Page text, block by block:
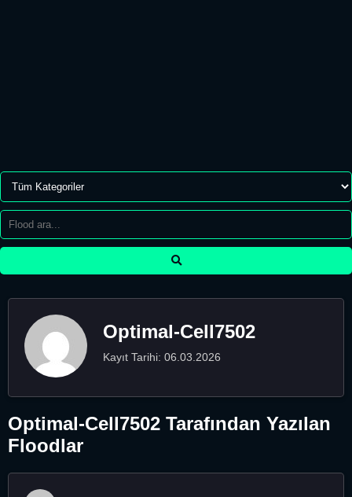
Optimal-Cell7502
Kayıt Tarihi: 06.03.2026
Optimal-Cell7502 Tarafından Yazılan
Floodlar